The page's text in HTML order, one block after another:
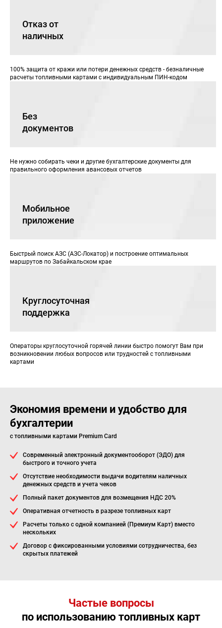
Отказ от
наличных
100% защита от кражи или потери денежных средств - безналичные
расчеты топливными картами с индивидуальным ПИН-кодом
Без
документов
Не нужно собирать чеки и другие бухгалтерские документы для
правильного оформления авансовых отчетов
Мобильное
приложение
Быстрый поиск АЗС (АЗС-Локатор) и построение оптимальных
маршрутов по Забайкальском крае
Круглосуточная
поддержка
Операторы круглосуточной горячей линии быстро помогут Вам при
возникновении любых вопросов или трудностей с топливными
картами
Экономия времени и удобство для
бухгалтерии
с топливными картами Premium Card
Современный электронный документооборот (ЭДО) для
быстрого и точного учета
Отсутствие необходимости выдачи водителям наличных
денежных средств и учета чеков
Полный пакет документов для возмещения НДС 20%
Оперативная отчетность в разрезе топливных карт
Расчеты только с одной компанией (Премиум Карт) вместо
нескольких
Договор с фиксированными условиями сотрудничества, без
скрытых платежей
Частые вопросы
по использованию топливных карт